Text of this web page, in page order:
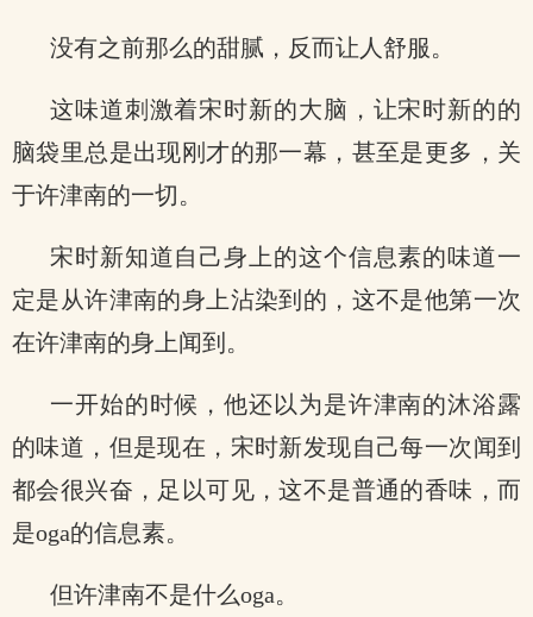
没有之前那么的甜腻，反而让人舒服。
这味道刺激着宋时新的大脑，让宋时新的的
脑袋里总是出现刚才的那一幕，甚至是更多，关
于许津南的一切。
宋时新知道自己身上的这个信息素的味道一
定是从许津南的身上沾染到的，这不是他第一次
在许津南的身上闻到。
一开始的时候，他还以为是许津南的沐浴露
的味道，但是现在，宋时新发现自己每一次闻到
都会很兴奋，足以可见，这不是普通的香味，而
是oga的信息素。
但许津南不是什么oga。